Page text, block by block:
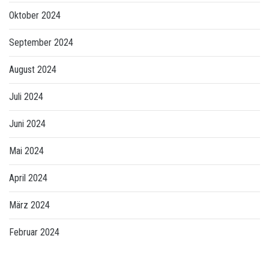
Oktober 2024
September 2024
August 2024
Juli 2024
Juni 2024
Mai 2024
April 2024
März 2024
Februar 2024